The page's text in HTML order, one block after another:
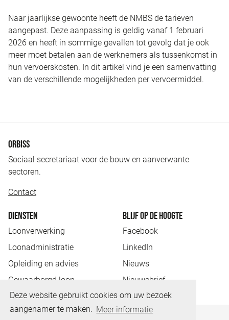
Deze website gebruikt cookies om uw bezoek
aangenamer te maken. Meer informatie
Naar jaarlijkse gewoonte heeft de NMBS de tarieven
aangepast. Deze aanpassing is geldig vanaf 1 februari
2026 en heeft in sommige gevallen tot gevolg dat je ook
meer moet betalen aan de werknemers als tussenkomst in
hun vervoerskosten. In dit artikel vind je een samenvatting
van de verschillende mogelijkheden per vervoermiddel.
ORBISS
Sociaal secretariaat voor de bouw en aanverwante
sectoren.
Contact
DIENSTEN
Loonverwerking
Loonadministratie
Opleiding en advies
Gewaarborgd loon
BLIJF OP DE HOOGTE
Facebook
LinkedIn
Nieuws
Nieuwsbrief